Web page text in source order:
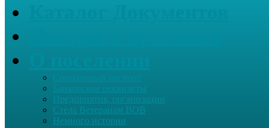
Банковские реквизиты
Предприятия, организации
Стела Ветеранам ВОВ
Немного истории